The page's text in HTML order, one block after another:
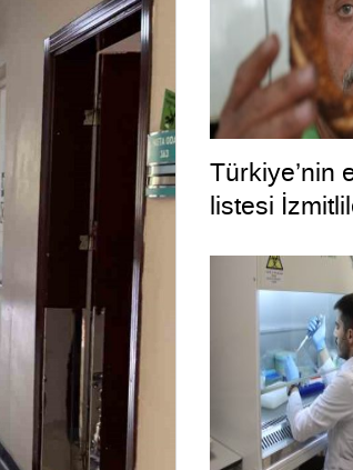
Türkiye’nin
listesi